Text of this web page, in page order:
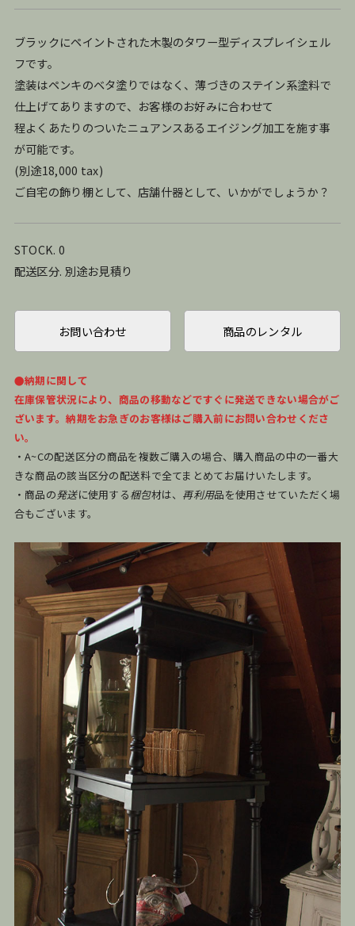
ブラックにペイントされた木製のタワー型ディスプレイシェル
フです。
塗装はペンキのベタ塗りではなく、薄づきのステイン系塗料で
仕上げてありますので、お客様のお好みに合わせて
程よくあたりのついたニュアンスあるエイジング加工を施す事
が可能です。
(別途18,000 tax)
ご自宅の飾り棚として、店舗什器として、いかがでしょうか？
STOCK. 0
配送区分. 別途お見積り
お問い合わせ 商品のレンタル
●納期に関して
在庫保管状況により、商品の移動などですぐに発送できない場合がご
ざいます。納期をお急ぎのお客様はご購入前にお問い合わせくださ
い。
・A~Cの配送区分の商品を複数ご購入の場合、購入商品の中の一番大
きな商品の該当区分の配送料で全てまとめてお届けいたします。
・商品の発送に使用する梱包材は、 再利用品を使用させていただく場
合もございます。